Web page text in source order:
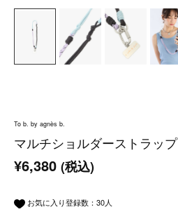
To b. by agnès b.
マルチショルダーストラップ
¥6,380 (税込)
お気に入り登録数： 30人